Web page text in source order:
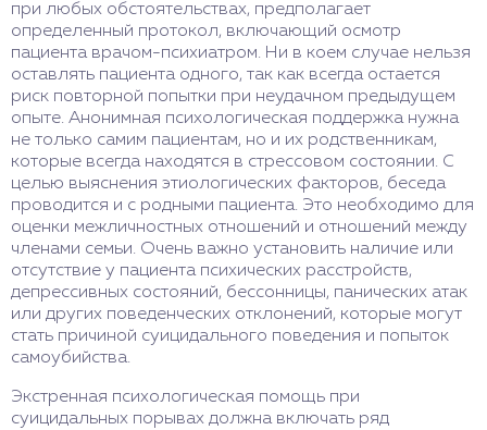
при любых обстоятельствах, предполагает
определенный протокол, включающий осмотр
пациента врачом-психиатром. Ни в коем случае нельзя
оставлять пациента одного, так как всегда остается
риск повторной попытки при неудачном предыдущем
опыте. Анонимная психологическая поддержка нужна
не только самим пациентам, но и их родственникам,
которые всегда находятся в стрессовом состоянии. С
целью выяснения этиологических факторов, беседа
проводится и с родными пациента. Это необходимо для
оценки межличностных отношений и отношений между
членами семьи. Очень важно установить наличие или
отсутствие у пациента психических расстройств,
депрессивных состояний, бессонницы, панических атак
или других поведенческих отклонений, которые могут
стать причиной суицидального поведения и попыток
самоубийства.
Экстренная психологическая помощь при
суицидальных порывах должна включать ряд